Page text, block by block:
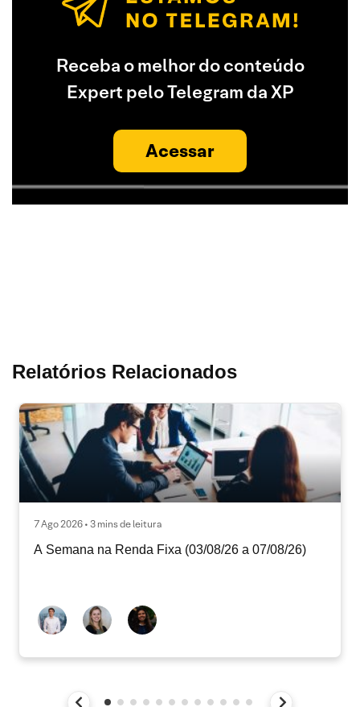
Receba o melhor do conteúdo
Expert pelo Telegram da XP
Acessar
Relatórios Relacionados
7 Ago 2026 • 3 mins de leitura
A Semana na Renda Fixa (03/08/26 a 07/08/26)